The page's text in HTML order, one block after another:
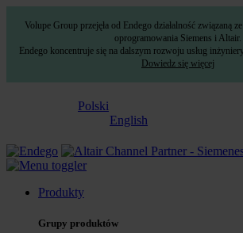
Volupe Group przejęła od Endego działalność związaną
oprogramowania Siemens i Altair.
Endego koncentruje się na dalszym rozwoju usług
Dowiedz się więcej
Polski
English
Produkty
Grupy produktów